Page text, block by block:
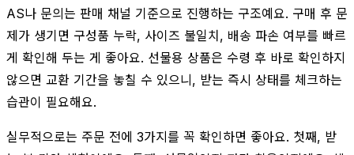
AS나 문의는 판매 채널 기준으로 진행하는 구조예요. 구매 후 문
제가 생기면 구성품 누락, 사이즈 불일치, 배송 파손 여부를 빠르
게 확인해 두는 게 좋아요. 선물용 상품은 수령 후 바로 확인하지
않으면 교환 기간을 놓칠 수 있으니, 받는 즉시 상태를 체크하는
습관이 필요해요.
실무적으로는 주문 전에 3가지를 꼭 확인하면 좋아요. 첫째, 받